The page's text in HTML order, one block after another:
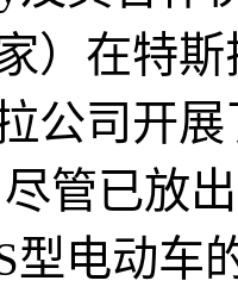
）在特
公司开
管已放
型电动车